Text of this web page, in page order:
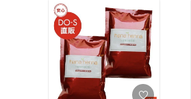
少しダメージやパサつき
が気になる人向けトリー
トメント